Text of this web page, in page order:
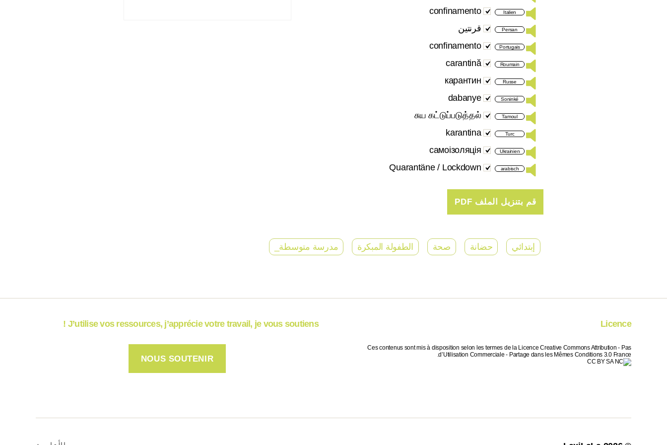
Italien
confinamento
Persan قرنتین
Portugais
confinamento
Roumain
carantină
Russe
карантин
Soninké
dabanye
Tamoul
சுய கட்டுப்படுத்தல்
Turc
karantina
Ukrainien
самоізоляція
arabisch
Quarantäne / Lockdown
إبتدائي حضانة صحة الطفولة المبكرة مدرسة متوسطة_
Licence
Ces contenus sont mis à disposition selon les termes de la Licence Creative Commons Attribution - Pas
d’Utilisation Commerciale - Partage dans les Mêmes Conditions 3.0 France.
J’utilise vos ressources, j’apprécie votre travail, je vous soutiens !
NOUS SOUTENIR